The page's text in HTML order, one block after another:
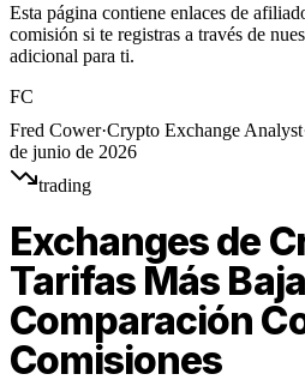
Esta página contiene enlaces de
comisión si te registras a través de
adicional para ti.
FC
Fred Cower·Crypto Exchange Analyst
de junio de 2026
trading
Exchanges de
Tarifas Más
Comparación
Comisiones